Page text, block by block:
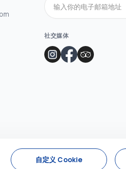
社交媒体
自定义 Cookie